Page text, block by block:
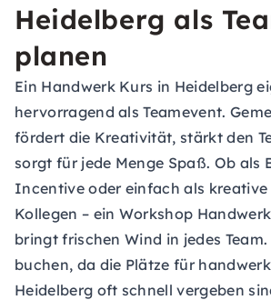
Heidelberg als
planen
Ein Handwerk Kurs in Heidelberg
hervorragend als Teamevent.
fördert die Kreativität, stärkt den
sorgt für jede Menge Spaß. Ob als
Incentive oder einfach als
Kollegen – ein Workshop
bringt frischen Wind in jedes
buchen, da die Plätze für
Heidelberg oft schnell vergeben